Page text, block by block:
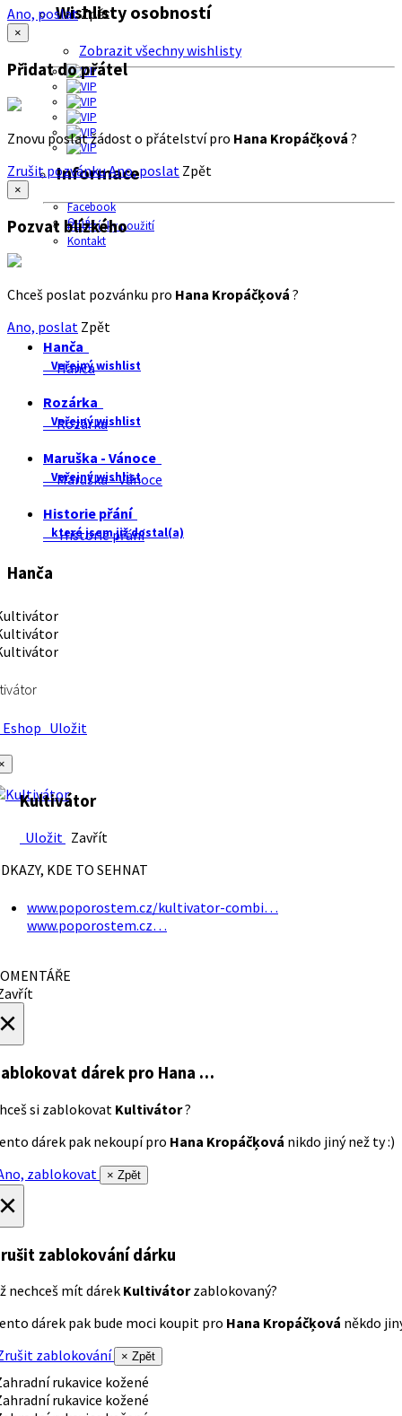
Wishlisty osobností
Zobrazit všechny wishlisty
Informace
Facebook
O nás
Podmínky použití
Kontakt
Ano, poslatZpět
×
Přidat do přátel
Znovu poslat žádost o přátelství pro Hana Kropáčķová ?
Zrušit pozvánkuAno, poslat Zpět
×
Pozvat blízkého
Chceš poslat pozvánku pro Hana Kropáčķová ?
Ano, poslat Zpět
Hanča
Veřejný wishlist
Hanča
Rozárka
Veřejný wishlist
Rozárka
Maruška - Vánoce
Veřejný wishlist
Maruška - Vánoce
Historie přání
které jsem již dostal(a)
Historie přání
Hanča
Uložit
Kultivátor
Uložit Zavřít
KDE TO SEHNAT
www.poporostem.cz/kultivator-combi…
www.poporostem.cz…
dárek pro Hana …
si zablokovat Kultivátor?
dárek pak nekoupí pro Hana Kropáčķová nikdo jiný než ty :)
zablokovat
× Zpět
zablokování dárku
nechceš mít dárek Kultivátorzablokovaný?
dárek pak bude moci koupit pro Hana Kropáčķová někdo
zablokování
× Zpět